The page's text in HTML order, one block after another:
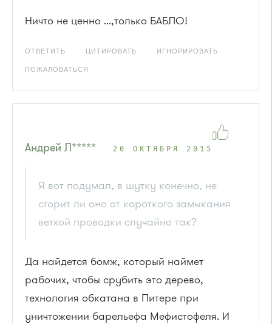
Ничто не ценно ...,только БАБЛО!
ОТВЕТИТЬ ЦИТИРОВАТЬ ИГНОРИРОВАТЬ
ПОЖАЛОВАТЬСЯ
Андрей Л***** 20 ОКТЯБРЯ 2015
Я вот подумал, в шутку конечно, не
сгорит ли оно от короткого замыкания
ветхой проводки случайно так?
Да найдется бомж, который наймет
рабочих, чтобы срубить это дерево,
технология обкатана в Питере при
уничтожении барельефа Мефистофеля. И